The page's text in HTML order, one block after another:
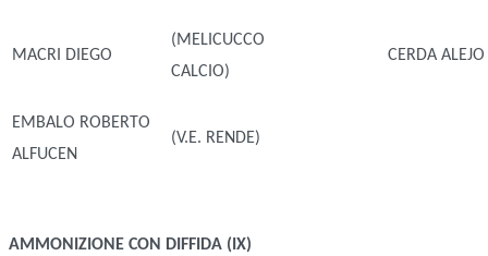
MACRI DIEGO
(MELICUCCO
CALCIO)
CERDA
EMBALO ROBERTO
ALFUCEN
(V.E. RENDE)
AMMONIZIONE CON DIFFIDA (IX)